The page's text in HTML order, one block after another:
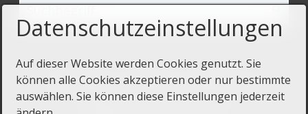
Startseite Kontakt Impressum
Datenschutzeinstellungen
Auf dieser Website werden Cookies genutzt. Sie
können alle Cookies akzeptieren oder nur bestimmte
auswählen. Sie können diese Einstellungen jederzeit